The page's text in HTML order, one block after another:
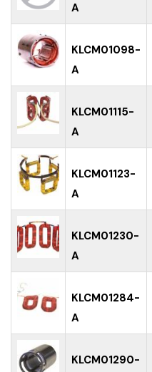
A
KLCM01098-
A
KLCM01115-
A
KLCM01123-
A
KLCM01230-
A
KLCM01284-
A
KLCM01290-